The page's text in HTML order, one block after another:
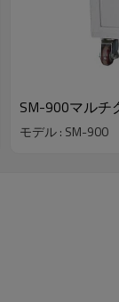
SM-900マルチ
モデル : SM-900